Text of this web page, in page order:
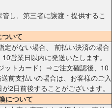
し、第三者に譲渡・提供するこ
いて
定がない場合、 前払い決済の場合
営業日以内に発送いたします。
ットカード）⇒ご注文確認後、10
前支払いの場合は、お客様のご入
2日前後することがございます。
について